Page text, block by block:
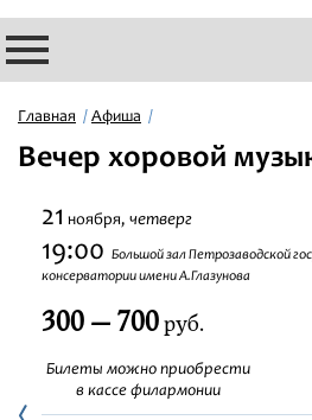
Филармония
Афиша
Фестивали
Абонементы
Новости
Главная Афиша
Вечер хоровой
21 ноября, четверг
19:00 Большой зал Петрозаводской
консерватории имени А.Глазунова
300 — 700руб.
Билеты можно приобрести
в кассе филармонии